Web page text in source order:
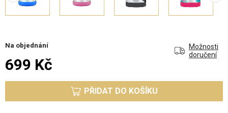
Na objednání
Možnosti
doručení
699 Kč
PŘIDAT DO KOŠÍKU